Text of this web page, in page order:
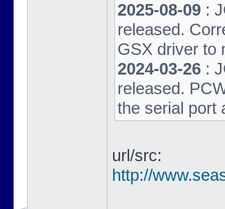
2025-08-09 :
released.
GSX driver to
2024-03-26 :
released.
the serial port
url/src:
http://